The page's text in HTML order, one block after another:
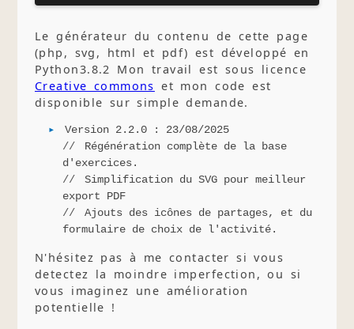
Le générateur du contenu de cette page
(php, svg, html et pdf) est développé en
Python3.8.2 Mon travail est sous licence
Creative commons et mon code est
disponible sur simple demande.
Version 2.2.0 : 23/08/2025
Régénération complète de la base
d'exercices.
Simplification du SVG pour meilleur
export PDF
Ajouts des icônes de partages, et du
formulaire de choix de l'activité.
N'hésitez pas à me contacter si vous
detectez la moindre imperfection, ou si
vous imaginez une amélioration
potentielle !